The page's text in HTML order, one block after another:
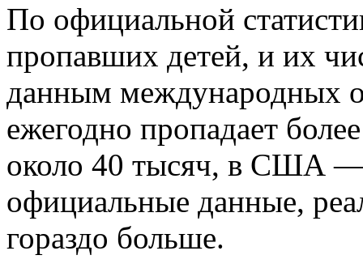
По официальной
пропавших детей, и их
данным международных
ежегодно пропадает
около 40 тысяч, в США —
официальные данные,
гораздо больше.